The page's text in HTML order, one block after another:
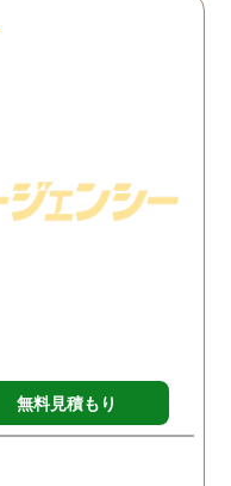
行動パターンを伝え、予
必要な不倫の証拠も手に
れることができました。
無料見積もり